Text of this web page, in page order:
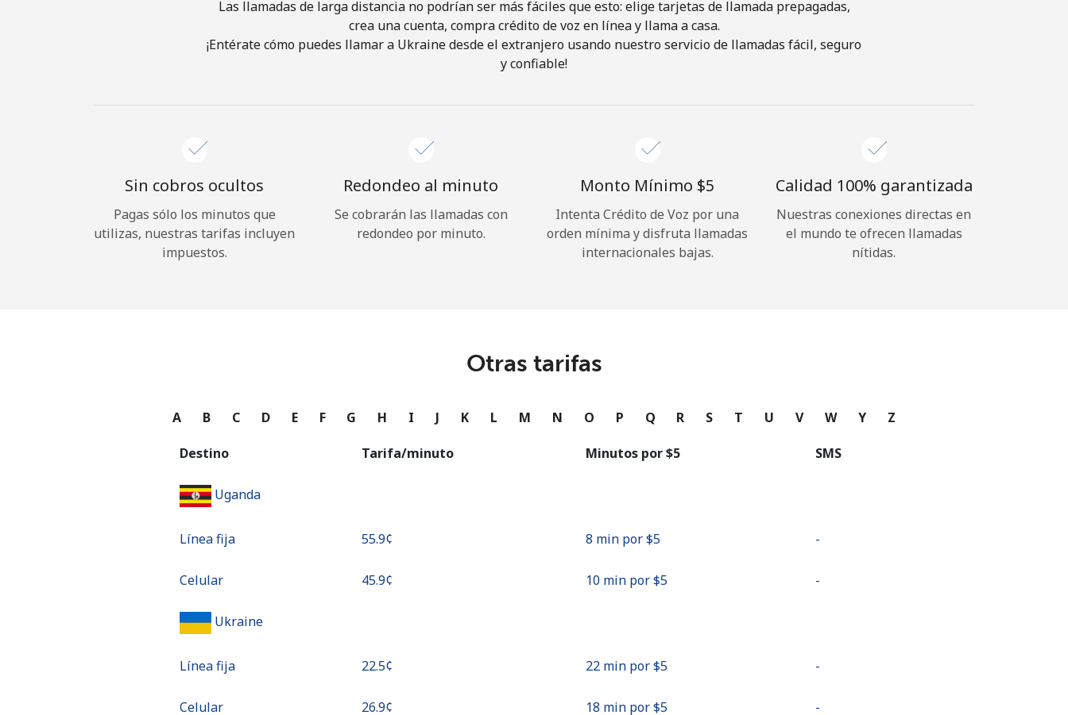
¡Hola!
¿Olvidaste tu contraseña? →
o
Las llamadas de larga distancia no podrían ser más fáciles que esto: elige tarjetas de llamada prepagadas,
crea una cuenta, compra crédito de voz en línea y llama a casa.
¡Entérate cómo puedes llamar a Ukraine desde el extranjero usando nuestro servicio de llamadas fácil, seguro
y confiable!
Sin cobros ocultos
Pagas sólo los minutos que
utilizas, nuestras tarifas incluyen
impuestos.
Redondeo al minuto
Se cobrarán las llamadas con
redondeo por minuto.
Monto Mínimo ⁦$5⁩
Intenta Crédito de Voz por una
orden mínima y disfruta llamadas
internacionales bajas.
Calidad 100% garantizada
Nuestras conexiones directas en
el mundo te ofrecen llamadas
nítidas.
Otras tarifas
A B C D E F G H I J K L M N O P Q R S T U V W Y Z
Destino Tarifa/minuto Minutos por ⁦$5⁩ SMS
Uganda
Línea fija ⁦55.9¢⁩ 8 min por ⁦$5⁩ -
Celular ⁦45.9¢⁩ 10 min por ⁦$5⁩ -
Ukraine
Línea fija ⁦22.5¢⁩ 22 min por ⁦$5⁩ -
Celular ⁦26.9¢⁩ 18 min por ⁦$5⁩ -